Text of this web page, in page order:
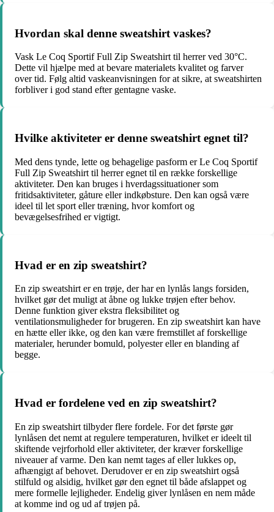
Hvordan skal denne sweatshirt vaskes?
Vask Le Coq Sportif Full Zip Sweatshirt til herrer ved 30°C.
Dette vil hjælpe med at bevare materialets kvalitet og farver
over tid. Følg altid vaskeanvisningen for at sikre, at sweatshirten
forbliver i god stand efter gentagne vaske.
Hvilke aktiviteter er denne sweatshirt egnet til?
Med dens tynde, lette og behagelige pasform er Le Coq Sportif
Full Zip Sweatshirt til herrer egnet til en række forskellige
aktiviteter. Den kan bruges i hverdagssituationer som
fritidsaktiviteter, gåture eller indkøbsture. Den kan også være
ideel til let sport eller træning, hvor komfort og
bevægelsesfrihed er vigtigt.
Hvad er en zip sweatshirt?
En zip sweatshirt er en trøje, der har en lynlås langs forsiden,
hvilket gør det muligt at åbne og lukke trøjen efter behov.
Denne funktion giver ekstra fleksibilitet og
ventilationsmuligheder for brugeren. En zip sweatshirt kan have
en hætte eller ikke, og den kan være fremstillet af forskellige
materialer, herunder bomuld, polyester eller en blanding af
begge.
Hvad er fordelene ved en zip sweatshirt?
En zip sweatshirt tilbyder flere fordele. For det første gør
lynlåsen det nemt at regulere temperaturen, hvilket er ideelt til
skiftende vejrforhold eller aktiviteter, der kræver forskellige
niveauer af varme. Den kan nemt tages af eller lukkes op,
afhængigt af behovet. Derudover er en zip sweatshirt også
stilfuld og alsidig, hvilket gør den egnet til både afslappet og
mere formelle lejligheder. Endelig giver lynlåsen en nem måde
at komme ind og ud af trøjen på.